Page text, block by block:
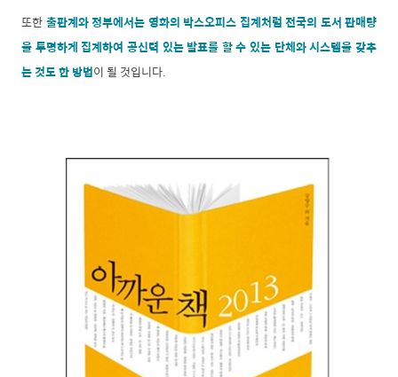
또한출판계와 정부에서는 영화의 박스오피스 집계처럼 전국의 도서 판매량
을 투명하게 집계하여 공신력 있는 발표를 할 수 있는 단체와 시스템을 갖추
는 것도 한 방법이 될 것입니다.